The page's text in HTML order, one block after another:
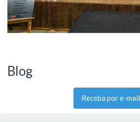
Blog
Receba por e-mail